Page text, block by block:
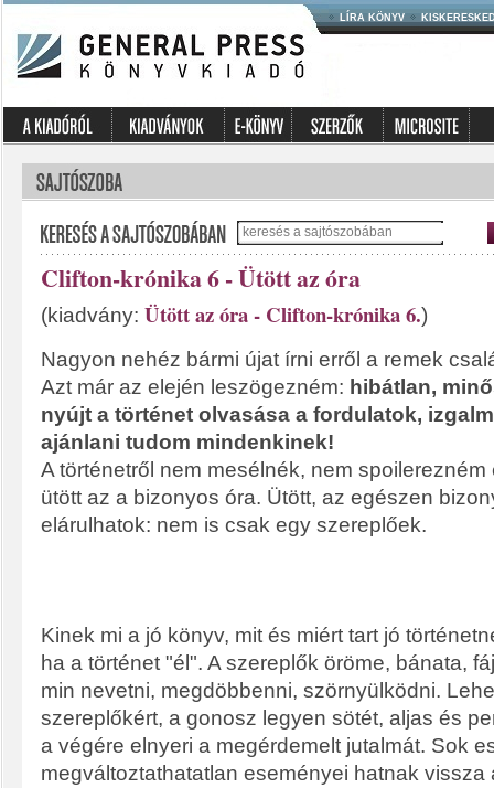
LÍRA KÖNYV
Clifton-krónika 6 - Ütött az óra
(kiadvány: Ütött az óra - Clifton-krónika 6.)
Nagyon nehéz bármi újat írni erről a remek
Azt már az elején leszögezném: hibátlan,
nyújt a történet olvasása a fordulatok,
ajánlani tudom mindenkinek!
A történetről nem mesélnék, nem
ütött az a bizonyos óra. Ütött, az egészen
elárulhatok: nem is csak egy szereplőek.
Kinek mi a jó könyv, mit és miért tart jó
ha a történet "él". A szereplők öröme, bánata,
min nevetni, megdöbbenni, szörnyülködni.
szereplőkért, a gonosz legyen sötét, aljas és
a végére elnyeri a megérdemelt jutalmát. Sok
megváltoztathatatlan eseményei hatnak vissza